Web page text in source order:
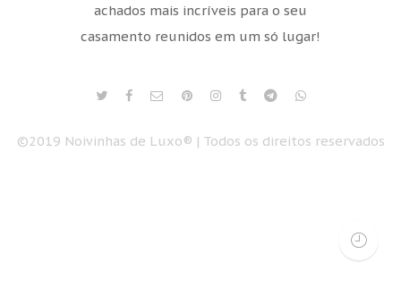
achados mais incríveis para o seu
casamento reunidos em um só lugar!
©2019 Noivinhas de Luxo® | Todos os direitos reservados